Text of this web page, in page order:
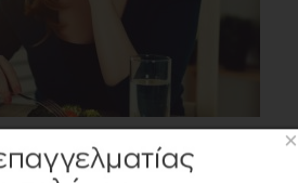
αλήθεια για το φαγητό ×